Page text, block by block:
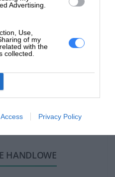
Advertising.
Use,
of my
with the
collected.
Privacy Policy
Oryginalne
modelami drukarek, co
wyników
T1100, HP
T1120, HP
T1120 HD-MFP,
Designjet T1120 SD-MFP,
T1200 PS, HP
T1200 HD-MFP,
Designjet T2300 emfp
HANDLOWE